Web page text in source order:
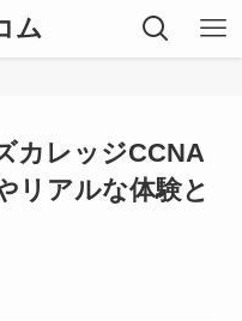
ム
カレッジCCNA
リアルな体験と